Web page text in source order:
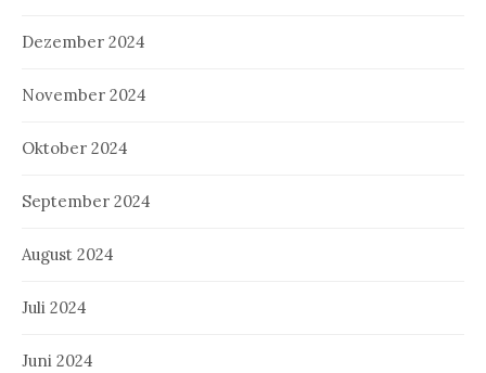
Dezember 2024
November 2024
Oktober 2024
September 2024
August 2024
Juli 2024
Juni 2024